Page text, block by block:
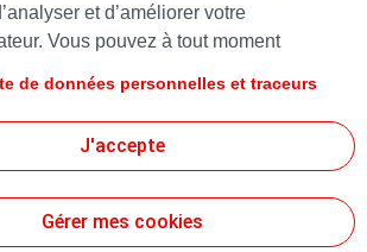
et d’améliorer votre
Vous pouvez à tout moment
cookies ». En cliquant sur le bouton
acceptez le dépôt de l’ensemble des
où vous cliquez sur « Je refuse »,
site seront utilisés. Pour plus
pouvez consulter la page « Charte
de données personnelles et traceurs
J'accepte
Gérer mes cookies